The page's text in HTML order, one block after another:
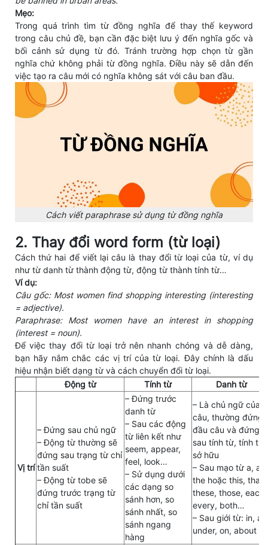
Mẹo:
Trong quá trình tìm từ đồng nghĩa để thay thế keyword
trong câu chủ đề, bạn cần đặc biệt lưu ý đến nghĩa gốc và
bối cảnh sử dụng từ đó. Tránh trường hợp chọn từ gần
nghĩa chứ không phải từ đồng nghĩa. Điều này sẽ dẫn đến
việc tạo ra câu mới có nghĩa không sát với câu ban đầu.
Cách viết paraphrase sử dụng từ đồng nghĩa
2. Thay đổi word form (từ loại)
Cách thứ hai để viết lại câu là thay đổi từ loại của từ, ví dụ
như từ danh từ thành động từ, động từ thành tính từ…
Ví dụ:
Câu gốc: Most women find shopping interesting (interesting
= adjective).
Paraphrase: Most women have an interest in shopping
(interest = noun).
Để việc thay đổi từ loại trở nên nhanh chóng và dễ dàng,
bạn hãy nắm chắc các vị trí của từ loại. Đây chính là dấu
hiệu nhận biết dạng từ và cách chuyển đổi từ loại.
Động từ
Tính từ Danh từ
Vị trí
– Đứng sau chủ ngữ
– Động từ thường sẽ
đứng sau trạng từ chỉ
tần suất
– Động từ tobe sẽ
đứng trước trạng từ
chỉ tần suất
– Đứng trước
danh từ
– Sau các động
từ liên kết như
seem, appear,
feel, look…
– Sử dụng dưới
các dạng so
sánh hơn, so
sánh nhất, so
sánh ngang
hàng
– Là chủ ngữ của
câu, thường đứng
đầu câu và đứng
sau tính từ, tính từ
sở hữu
– Sau mạo từ a, an,
the hoặc this, that,
these, those, each,
every, both…
– Sau giới từ: in, at,
under, on, about